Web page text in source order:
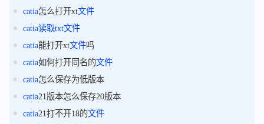
catia怎么打开xt文件
catia读取txt文件
catia能打开xt文件吗
catia如何打开同名的文件
catia怎么保存为低版本
catia21版本怎么保存20版本
catia21打不开18的文件